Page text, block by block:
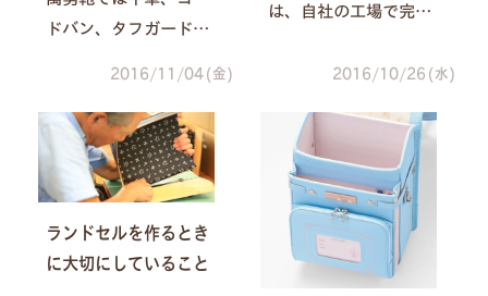
ドバン、タフガードの3
れぞれに特長があるの
で 「うちの子に合うの
はどれだろう？」 と悩
です。
2016/11/04(金)
は、自社の工場で完全
ます。そのため、注文
かかってしまうことが
あり、お客様をお待た
せしてしまうこともあ
ります。ご注文後もラ
ンドセルがなかなか届
かず、不安になってし
2016/10/26(水)
ランドセルを作るとき
に大切にしていること